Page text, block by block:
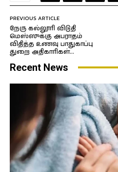
PREVIOUS ARTICLE
நேரு கல்லூரி விடுதி
மெஸ்ஸுக்கு அபராதம்
விதித்த உணவு பாதுகாப்பு
துறை அதிகாரிகள்…
Recent News